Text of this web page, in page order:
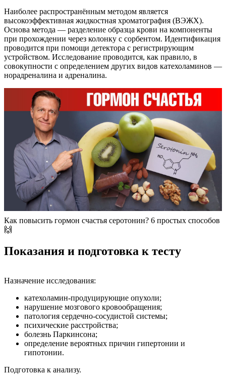
Наиболее распространённым методом является
высокоэффективная жидкостная хроматография (ВЭЖХ).
Основа метода — разделение образца крови на компоненты
при прохождении через колонку с сорбентом. Идентификация
проводится при помощи детектора с регистрирующим
устройством. Исследование проводится, как правило, в
совокупности с определением других видов катехоламинов —
норадреналина и адреналина.
Как повысить гормон счастья серотонин? 6 простых способов
🙌
Показания и подготовка к тесту
Назначение исследования:
катехоламин-продуцирующие опухоли;
нарушение мозгового кровообращения;
патология сердечно-сосудистой системы;
психические расстройства;
болезнь Паркинсона;
определение вероятных причин гипертонии и
гипотонии.
Подготовка к анализу.